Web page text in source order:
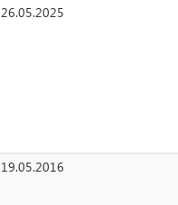
26.05.2025
19.05.2016